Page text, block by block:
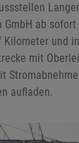
ab
Kilometer und
mit
aufladen.